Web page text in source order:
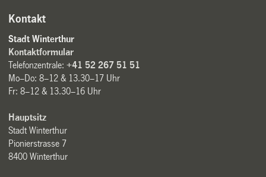
Kontakt
Stadt Winterthur
Kontaktformular
Telefonzentrale:+41 52 267 51 51
Mo–Do: 8–12 & 13.30–17 Uhr
Fr: 8–12 & 13.30–16 Uhr
Hauptsitz
Stadt Winterthur
Pionierstrasse 7
8400 Winterthur